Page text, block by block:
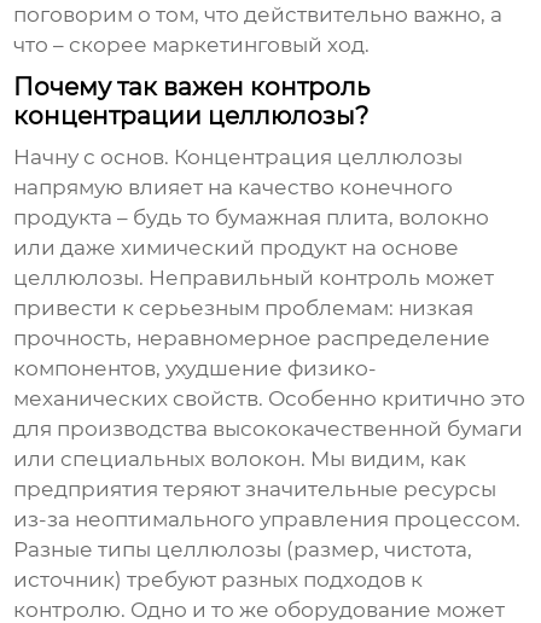
поговорим о том, что действительно важно, а
что – скорее маркетинговый ход.
Почему так важен контроль
концентрации целлюлозы?
Начну с основ. Концентрация целлюлозы
напрямую влияет на качество конечного
продукта – будь то бумажная плита, волокно
или даже химический продукт на основе
целлюлозы. Неправильный контроль может
привести к серьезным проблемам: низкая
прочность, неравномерное распределение
компонентов, ухудшение физико-
механических свойств. Особенно критично это
для производства высококачественной бумаги
или специальных волокон. Мы видим, как
предприятия теряют значительные ресурсы
из-за неоптимального управления процессом.
Разные типы целлюлозы (размер, чистота,
источник) требуют разных подходов к
контролю. Одно и то же оборудование может